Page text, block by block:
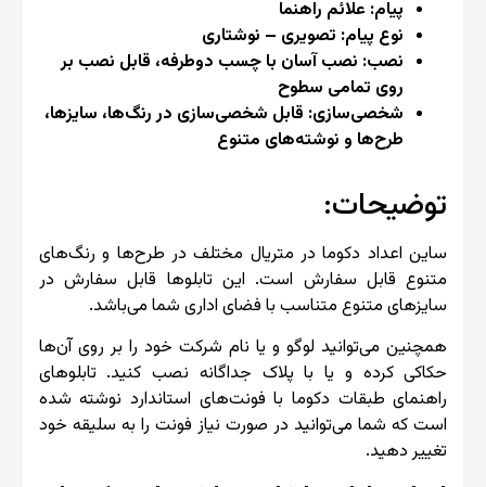
پیام: علائم راهنما
نوع پیام: تصویری – نوشتاری
نصب: نصب آسان با چسب دو‌طرفه، قابل نصب بر
روی تمامی سطوح
شخصی‌سازی: قابل شخصی‌سازی در رنگ‌ها، سایزها،
طرح‌ها و نوشته‌های متنوع
توضیحات:
ساین اعداد دکوما در متریال مختلف در طرح‌ها و رنگ‌های
متنوع قابل سفارش است. این تابلوها قابل سفارش در
سایزهای متنوع متناسب با فضای اداری شما می‌باشد.
همچنین می‌توانید لوگو و یا نام شرکت خود را بر روی آن‌ها
حکاکی کرده و یا با پلاک جداگانه نصب کنید. تابلوهای
راهنمای طبقات دکوما با فونت‌های استاندارد نوشته شده
است که شما می‌توانید در صورت نیاز فونت را به سلیقه خود
تغییر دهید.